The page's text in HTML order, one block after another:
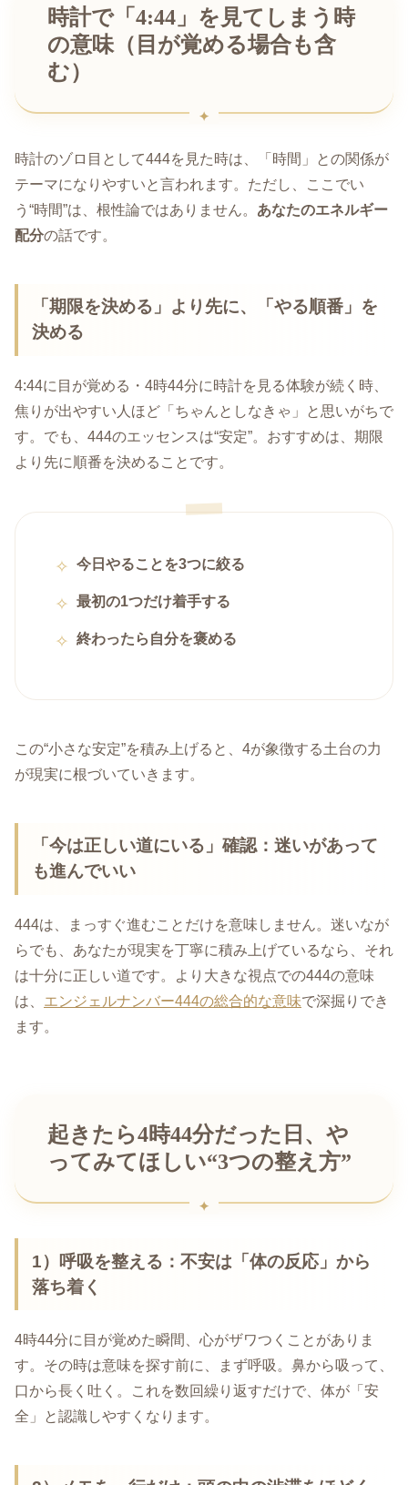
時計で「4:44」を見てしまう時
の意味（目が覚める場合も含
む）
時計のゾロ目として444を見た時は、「時間」との関係が
テーマになりやすいと言われます。ただし、ここでい
う“時間”は、根性論ではありません。 あなたのエネルギー
配分の話です。
「期限を決める」より先に、「やる順番」を
決める
4:44に目が覚める・4時44分に時計を見る体験が続く時、
焦りが出やすい人ほど「ちゃんとしなきゃ」と思いがちで
す。でも、444のエッセンスは“安定”。おすすめは、期限
より先に順番を決めることです。
今日やることを3つに絞る
最初の1つだけ着手する
終わったら自分を褒める
この“小さな安定”を積み上げると、4が象徴する土台の力
が現実に根づいていきます。
「今は正しい道にいる」確認：迷いがあって
も進んでいい
444は、まっすぐ進むことだけを意味しません。迷いなが
らでも、あなたが現実を丁寧に積み上げているなら、それ
は十分に正しい道です。より大きな視点での444の意味
は、 エンジェルナンバー444の総合的な意味で深掘りでき
ます。
起きたら4時44分だった日、や
ってみてほしい“3つの整え方”
1）呼吸を整える：不安は「体の反応」から
落ち着く
4時44分に目が覚めた瞬間、心がザワつくことがありま
す。その時は意味を探す前に、まず呼吸。鼻から吸って、
口から長く吐く。これを数回繰り返すだけで、体が「安
全」と認識しやすくなります。